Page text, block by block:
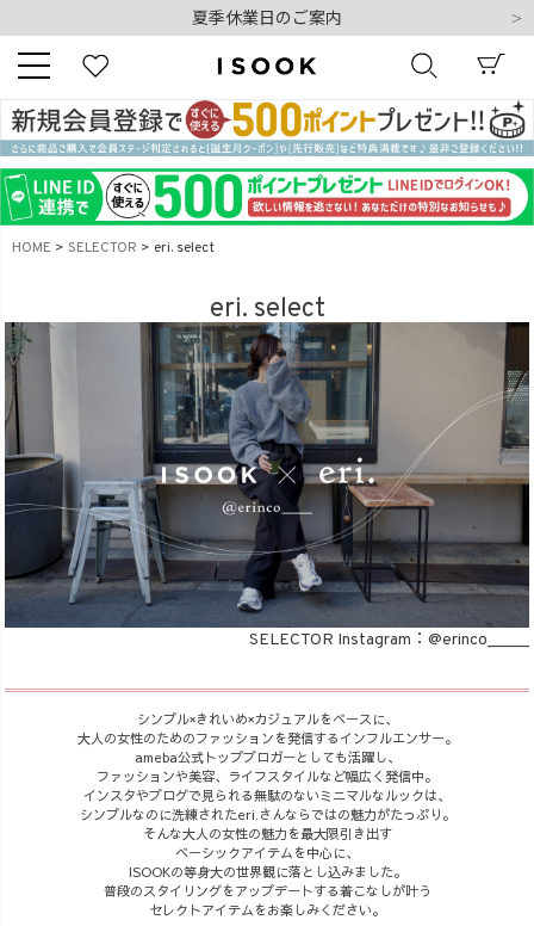
夏季休業日のご案内
10,000円以上ご購入で送料無料
新規会員登録でもれなく500ポイントプレゼント
夏季休業日のご案内
令和8年熊本地震の影響によるお荷物のお届けについて
キーワード
販売タイプ
新着 再入荷 SALE
商品タイプ
HIT ITEM
HOME SELECTOR eri. select
eri. select
SELECTOR Instagram： @erinco_____
シンプル×きれいめ×カジュアルをベースに、
大人の女性のためのファッションを発信するインフルエンサー。
ameba公式トップブロガーとしても活躍し、
ファッションや美容、ライフスタイルなど幅広く発信中。
インスタやブログで見られる無駄のないミニマルなルックは、
シンプルなのに洗練されたeri.さんならではの魅力がたっぷり。
そんな大人の女性の魅力を最大限引き出す
ベーシックアイテムを中心に、
ISOOKの等身大の世界観に落とし込みました。
普段のスタイリングをアップデートする着こなしが叶う
セレクトアイテムをお楽しみください。